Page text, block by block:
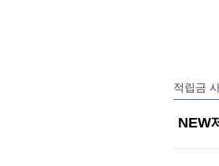
적립금
NEW